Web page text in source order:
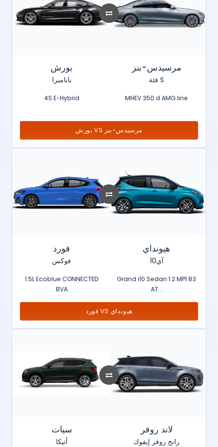
بورش
باناميرا
4S E-Hybrid
مرسيدس-بنز
فئة S
MHEV 350 d AMG line
بورش VS مرسيدس-بنز
فورد
فوكس
1.5L Ecoblue CONNECTED
BVA
هيونداي
آي10
Grand i10 Sedan 1.2 MPI 83
AT...
فورد VS هيونداي
سيات
أتيكا
لاند روفر
رانج روفر إيفوك